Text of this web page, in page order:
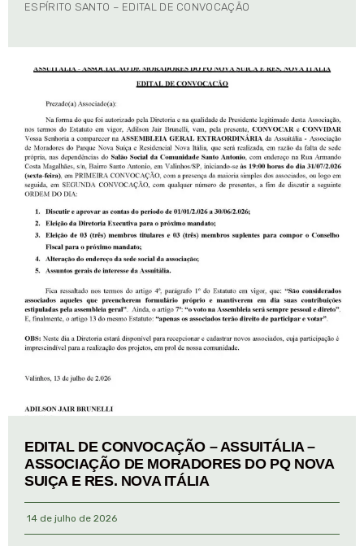
ESPÍRITO SANTO – EDITAL DE CONVOCAÇÃO
EDITAL DE CONVOCAÇÃO – ASSUITÁLIA –
ASSOCIAÇÃO DE MORADORES DO PQ NOVA
SUIÇA E RES. NOVA ITÁLIA
14 de julho de 2026